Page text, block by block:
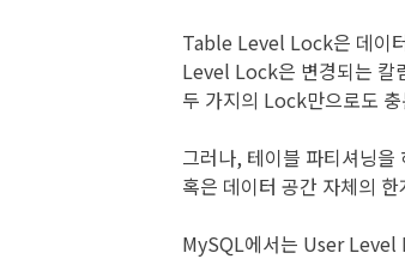
Table Level Lock은 데이
Level Lock은 변경되는 칼
두 가지의 Lock만으로도
그러나, 테이블 파티셔닝
혹은 데이터 공간 자체의
MySQL에서는 User Level